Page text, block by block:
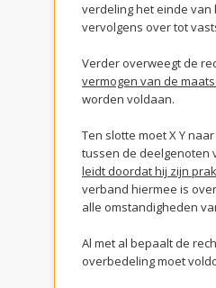
verdeling het einde van
vervolgens over tot
Verder overweegt de
vermogen van de
worden voldaan.
Ten slotte moet X Y
tussen de deelgenoten
leidt doordat hij zijn
verband hiermee is
alle omstandigheden
Al met al bepaalt de
overbedeling moet